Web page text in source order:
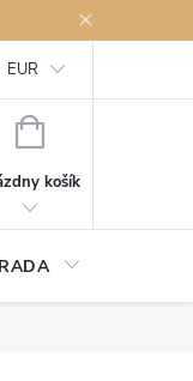
osobných údajov
EUR
NÁKUPNÝ
košík